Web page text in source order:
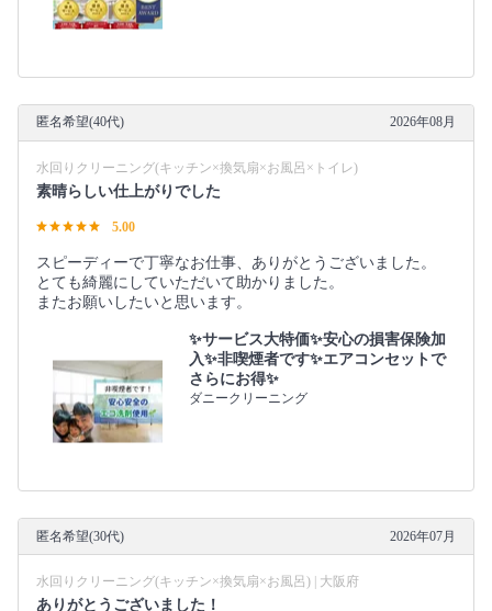
匿名希望(40代) 2026年08月
水回りクリーニング(キッチン×換気扇×お風呂×トイレ)
素晴らしい仕上がりでした
5.00
スピーディーで丁寧なお仕事、ありがとうございました。
とても綺麗にしていただいて助かりました。
またお願いしたいと思います。
✨サービス大特価✨安心の損害保険加
入✨非喫煙者です✨エアコンセットで
さらにお得✨
ダニークリーニング
匿名希望(30代) 2026年07月
水回りクリーニング(キッチン×換気扇×お風呂) | 大阪府
ありがとうございました！